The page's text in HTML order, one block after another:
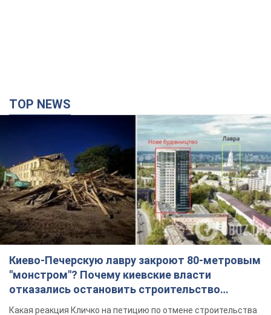
TOP NEWS
Киево-Печерскую лавру закроют 80-метровым
"монстром"? Почему киевские власти
отказались остановить строительство
небоскреба "московского верующего"
Какая реакция Кличко на петицию по отмене строительства